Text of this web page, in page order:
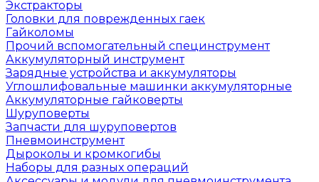
Экстракторы
Головки для поврежденных гаек
Гайколомы
Прочий вспомогательный специнструмент
Аккумуляторный инструмент
Зарядные устройства и аккумуляторы
Углошлифовальные машинки аккумуляторные
Аккумуляторные гайковерты
Шуруповерты
Запчасти для шуруповертов
Пневмоинструмент
Дыроколы и кромкогибы
Наборы для разных операций